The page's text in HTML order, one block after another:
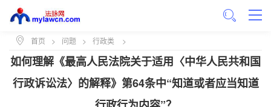
首页 > 问题 > 行政类 >
如何理解《最高人民法院关于适用〈中华人民共和国
行政诉讼法〉的解释》第64条中“知道或者应当知道